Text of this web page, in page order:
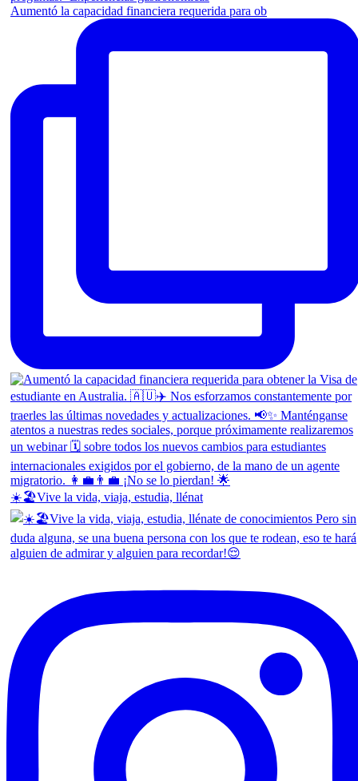
Aumentó la capacidad financiera requerida para ob
☀️🏖️Vive la vida, viaja, estudia, llénat